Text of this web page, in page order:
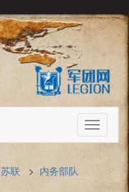
Toggle
苏联 > 内务部队